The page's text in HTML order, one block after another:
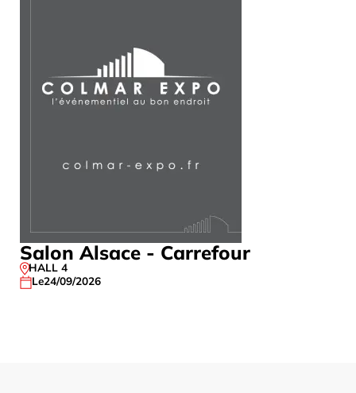
Salon Alsace - Carrefour
HALL 4
Le24/09/2026